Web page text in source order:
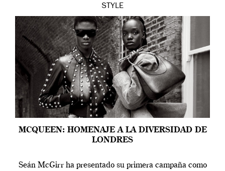
STYLE
MCQUEEN: HOMENAJE A LA DIVERSIDAD DE
LONDRES
Seán McGirr ha presentado su primera campaña como